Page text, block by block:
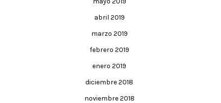
abril 2019
marzo 2019
febrero 2019
enero 2019
diciembre 2018
noviembre 2018